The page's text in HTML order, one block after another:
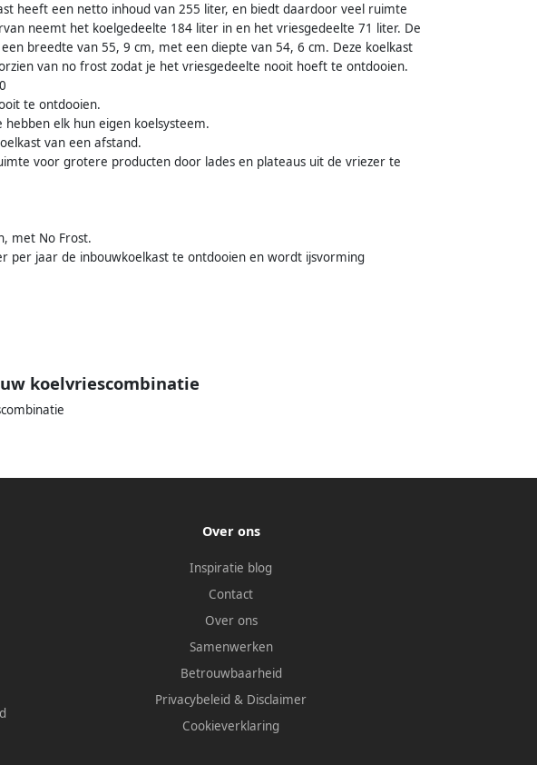
heeft een netto inhoud van 255 liter, en biedt daardoor veel ruimte
neemt het koelgedeelte 184 liter in en het vriesgedeelte 71 liter. De
breedte van 55, 9 cm, met een diepte van 54, 6 cm. Deze koelkast
van no frost zodat je het vriesgedeelte nooit hoeft te ontdooien.
te ontdooien.
elk hun eigen koelsysteem.
van een afstand.
voor grotere producten door lades en plateaus uit de vriezer te
met No Frost.
per jaar de inbouwkoelkast te ontdooien en wordt ijsvorming
koelvriescombinatie
Over ons
Inspiratie blog
Contact
Over ons
Samenwerken
Betrouwbaarheid
Privacybeleid & Disclaimer
Cookieverklaring